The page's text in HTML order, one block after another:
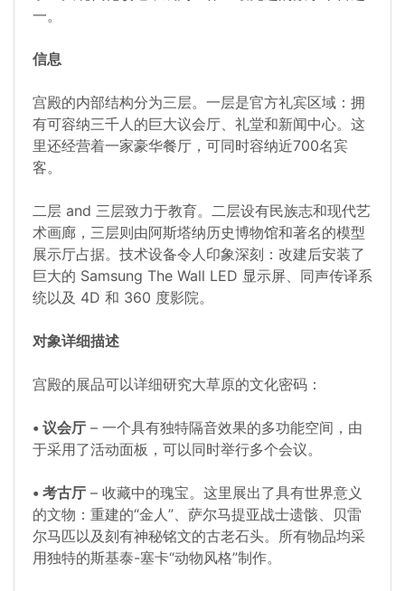
一。
信息
宫殿的内部结构分为三层。一层是官方礼宾区域：拥
有可容纳三千人的巨大议会厅、礼堂和新闻中心。这
里还经营着一家豪华餐厅，可同时容纳近700名宾
客。
二层 and 三层致力于教育。二层设有民族志和现代艺
术画廊，三层则由阿斯塔纳历史博物馆和著名的模型
展示厅占据。技术设备令人印象深刻：改建后安装了
巨大的 Samsung The Wall LED 显示屏、同声传译系
统以及 4D 和 360 度影院。
对象详细描述
宫殿的展品可以详细研究大草原的文化密码：
• 议会厅 – 一个具有独特隔音效果的多功能空间，由
于采用了活动面板，可以同时举行多个会议。
• 考古厅 – 收藏中的瑰宝。这里展出了具有世界意义
的文物：重建的“金人”、萨尔马提亚战士遗骸、贝雷
尔马匹以及刻有神秘铭文的古老石头。所有物品均采
用独特的斯基泰-塞卡“动物风格”制作。